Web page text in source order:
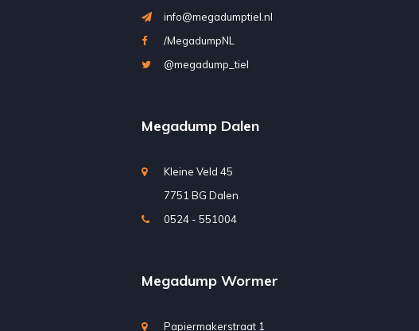
info@megadumptiel.nl
/MegadumpNL
@megadump_tiel
Megadump Dalen
Kleine Veld 45
7751 BG Dalen
0524 - 551004
Megadump Wormer
Papiermakerstraat 1